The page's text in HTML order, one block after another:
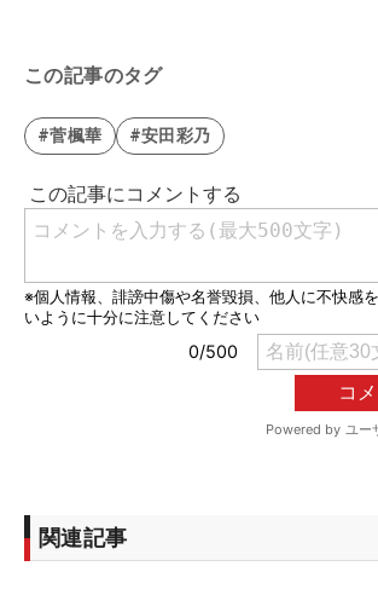
この記事のタグ
#菅楓華 #安田彩乃
関連記事